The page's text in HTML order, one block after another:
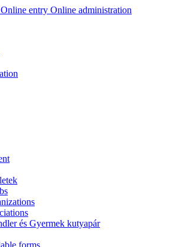
Online entry Online administration
és Gyermek kutyapár
forms